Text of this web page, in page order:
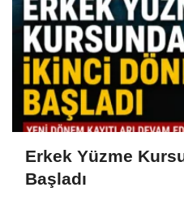
Erkek Yüzme
Başladı